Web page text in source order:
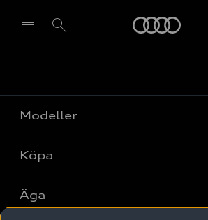
Modeller
Alla modeller
Elbilar
Köpa
Privaterbjudanden
Äga